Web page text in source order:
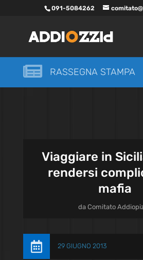
091-5084262
 RASSEGNA STAMPA
Viaggiare in
rendersi
mafia
daComitato
 29 GIUGNO 2013